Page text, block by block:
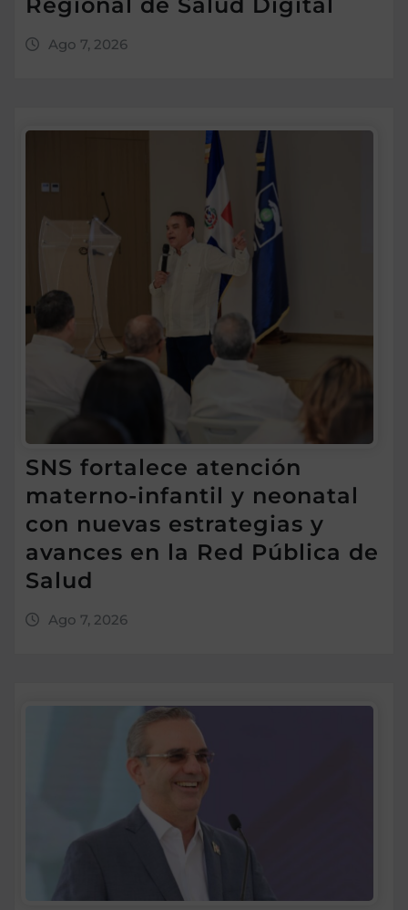
Ago 7, 2026
SNS fortalece atención
materno-infantil y neonatal
con nuevas estrategias y
avances en la Red Pública de
Salud
Ago 7, 2026